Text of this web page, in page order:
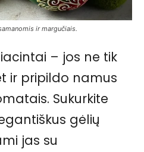
ir margučiais.
– jos ne tik
ir pripildo namus
Sukurkite
gėlių
jas su